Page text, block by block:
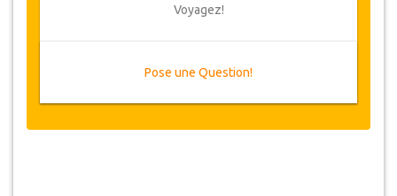
Voyagez!
Pose une Question!